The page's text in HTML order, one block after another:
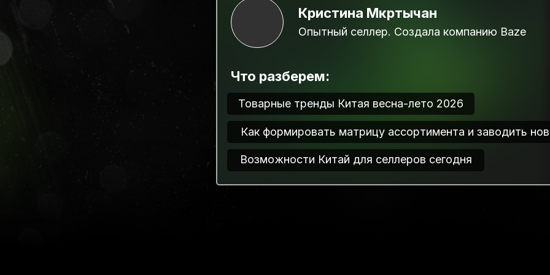
Кристина Мкртычан
Опытный селлер. Создала компанию Baze
Что разберем:
Товарные тренды Китая весна-лето 2026
Как формировать матрицу ассортимента и заводить
Возможности Китай для селлеров сегодня